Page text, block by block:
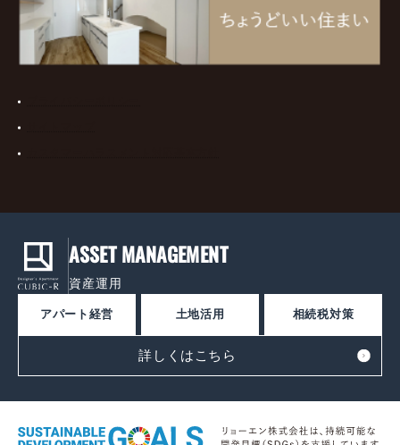
ASSET MANAGEMENT
資産運用
アパート経営 土地活用 相続税対策
詳しくはこちら